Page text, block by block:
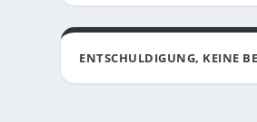
ENTSCHULDIGUNG, KEINE